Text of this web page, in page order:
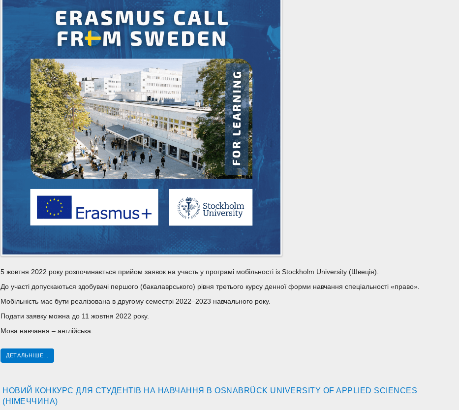
5 жовтня 2022 року розпочинається прийом заявок на участь у програмі мобільності із Stockholm University (Швеція).
До участі допускаються здобувачі першого (бакалаврського) рівня третього курсу денної форми навчання спеціальності «право».
Мобільність має бути реалізована в другому семестрі 2022–2023 навчального року.
Подати заявку можна до 11 жовтня 2022 року.
Мова навчання – англійська.
ДЕТАЛЬНІШЕ...
НОВИЙ КОНКУРС ДЛЯ СТУДЕНТІВ НА НАВЧАННЯ В OSNABRÜCK UNIVERSITY OF APPLIED SCIENCES
(НІМЕЧЧИНА)